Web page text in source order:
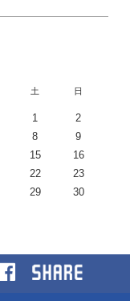
土 日
1
2
8
9
15
16
22
23
29
30